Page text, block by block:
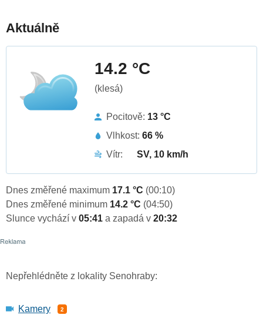
Aktuálně
14.2 °C
(klesá)
Pocitově: 13 °C
Vlhkost: 66 %
Vítr:
SV, 10 km/h
Dnes změřené maximum 17.1 °C (00:10)
Dnes změřené minimum 14.2 °C (04:50)
Slunce vychází v 05:41 a zapadá v 20:32
Nepřehlédněte z lokality Senohraby:
Kamery 2